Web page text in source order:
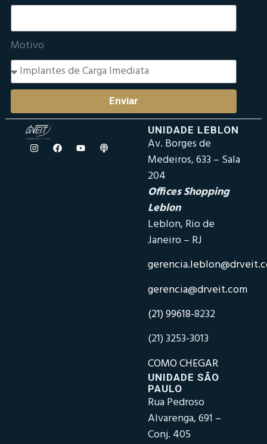
Motivo
Enviar
UNIDADE LEBLON
Av. Borges de
Medeiros, 633 – Sala
204
Offices Shopping
Leblon
Leblon, Rio de
Janeiro – RJ
gerencia@drveit.com
(21) 99618-8232
(21) 3253-3013
COMO CHEGAR
UNIDADE SÃO
PAULO
Rua Pedroso
Alvarenga, 691 –
Conj. 405